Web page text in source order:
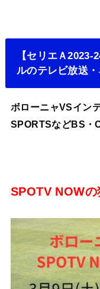
【セリエＡ
ルのテレビ放送
ボローニャVSイン
SPORTSなどBS・
SPOTV NOW